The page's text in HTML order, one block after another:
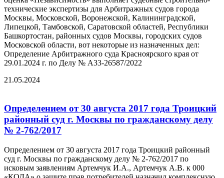
технические экспертизы для Арбитражных судов города
Москвы, Московской, Воронежской, Калининградской,
Липецкой, Тамбовской, Саратовской областей, Республики
Башкортостан, районных судов Москвы, городских судов
Московской области, вот некоторые из назначенных дел:
Определение Арбитражного суда Красноярского края от
29.01.2024 г. по Делу № А33-26587/2022
21.05.2024
Определением от 30 августа 2017 года Троицкий
районный суд г. Москвы по гражданскому делу
№ 2-762/2017
Определением от 30 августа 2017 года Троицкий районный
суд г. Москвы по гражданскому делу № 2-762/2017 по
исковым заявлениям Артемчук И.А., Артемчук А.В. к 000